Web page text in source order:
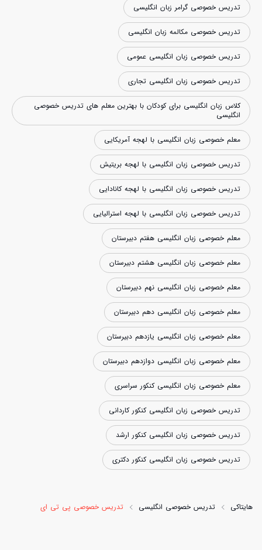
تدریس خصوصی گرامر زبان انگلیسی
تدریس خصوصی مکالمه زبان انگلیسی
تدریس خصوصی زبان انگلیسی عمومی
تدریس خصوصی زبان انگلیسی تجاری
کلاس زبان انگلیسی برای کودکان با بهترین معلم های تدریس خصوصی
انگلیسی
معلم خصوصی زبان انگلیسی با لهجه آمریکایی
تدریس خصوصی زبان انگلیسی با لهجه بریتیش
تدریس خصوصی زبان انگلیسی با لهجه کانادایی
تدریس خصوصی زبان انگلیسی با لهجه استرالیایی
معلم خصوصی زبان انگلیسی هفتم دبیرستان
معلم خصوصی زبان انگلیسی هشتم دبیرستان
معلم خصوصی زبان انگلیسی نهم دبیرستان
معلم خصوصی زبان انگلیسی دهم دبیرستان
معلم خصوصی زبان انگلیسی یازدهم دبیرستان
معلم خصوصی زبان انگلیسی دوازدهم دبیرستان
معلم خصوصی زبان انگلیسی کنکور سراسری
تدریس خصوصی زبان انگلیسی کنکور کاردانی
تدریس خصوصی زبان انگلیسی کنکور ارشد
تدریس خصوصی زبان انگلیسی کنکور دکتری
هایتاکی تدریس خصوصی انگلیسی تدریس خصوصی پی تی ای